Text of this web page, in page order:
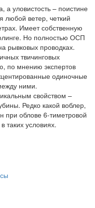
а уловистость – поистине
любой ветер, четкий
Имеет собственную
Но полностью ОСП
рывковых проводках.
твичинговых
по мнению экспертов
одиночные
ними.
свойством –
Редко какой воблер,
при облове 6-тиметровой
таких условиях.